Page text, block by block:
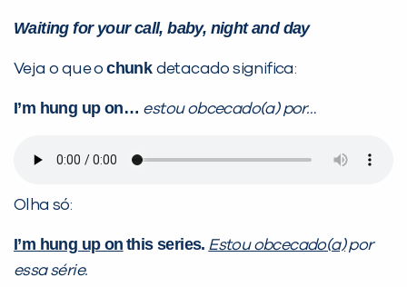
Waiting for your call, baby, night and day
Veja o que ochunk detacado significa:
I’m hung up on… estou obcecado(a) por…
Olha só:
I’m hung up on this series. Estou obcecado(a)por
essa série.